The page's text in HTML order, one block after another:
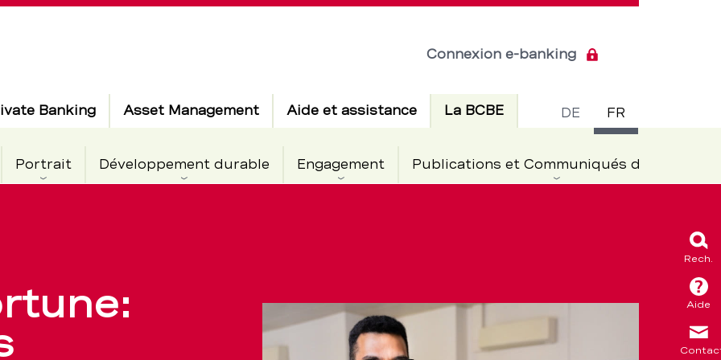
de
langue
DE FR
Connexion e-banking
Banking Asset Management Aide et assistance La BCBEActif
Portrait Développement durable Engagement Publications et Communiqués de presse
Rech.
Aide